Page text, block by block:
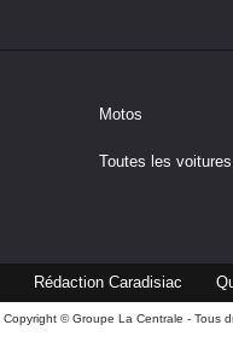
Motos
Toutes les
Rédaction Caradisiac
Copyright © Groupe La Centrale - Tous